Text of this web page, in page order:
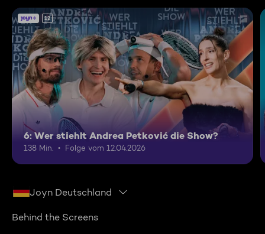
12
6: Wer stiehlt Andrea Petković die Show?
138 Min. Folge vom 12.04.2026
Joyn Deutschland
Behind the Screens